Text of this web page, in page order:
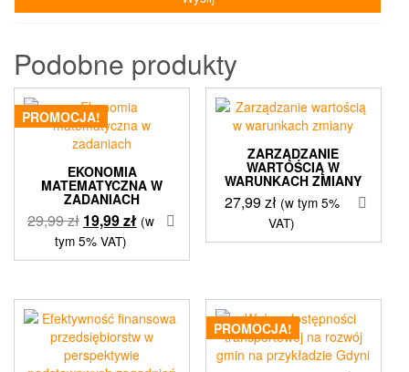
Podobne produkty
PROMOCJA!
EKONOMIA
MATEMATYCZNA W
ZADANIACH
29,99zł Pierwotna
cena
wynosiła:
19,99złAktualna
wynosi:
(w
tym 5% VAT)
ZARZĄDZANIE
WARTOŚCIĄ W
WARUNKACH ZMIANY
27,99zł (w tym 5%
VAT)
PROMOCJA!